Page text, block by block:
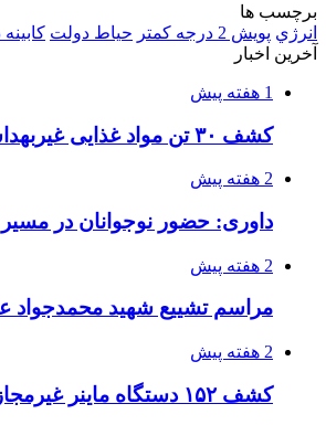
برچسب ها
انرژي پویش 2 درجه کمتر حیاط دولت
آخرین اخبار
1 هفته پیش
کشف ۳۰ تن مواد غذایی غیربهداشتی در شاهرود؛ انبار پلمب شد
2 هفته پیش
داوری: حضور نوجوانان در
2 هفته پیش
مراسم تشییع شهید محمدجواد
2 هفته پیش
کشف ۱۵۲ دستگاه ماینر غیرمجاز در لرستان